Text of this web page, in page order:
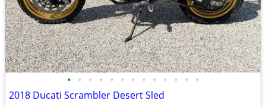
• • • • • • • • • • • • •
2018 Ducati Scrambler Desert Sled